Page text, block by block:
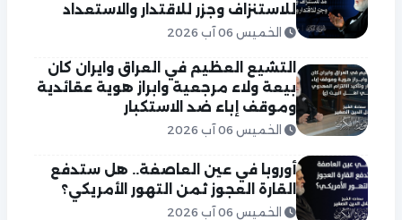
للاستنزاف وجزر للاقتدار والاستعداد
الخميس 06 آب 2026
التشيع العظيم في العراق وايران كان
بيعة ولاء مرجعية وابراز هوية عقائدية
وموقف إباء ضد الاستكبار
الخميس 06 آب 2026
أوروبا في عين العاصفة.. هل ستدفع
القارة العجوز ثمن التهور الأمريكي؟
الخميس 06 آب 2026